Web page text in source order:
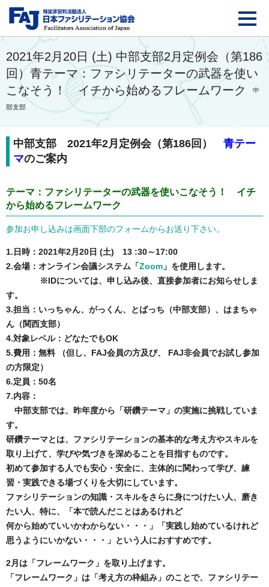
FAJ：特定非営利活動
2021年2月20日 (土) 中部支部2月定例会（第186
回）青テーマ：ファシリテーターの武器を使い
こなそう！ イチから始めるフレームワーク
中
部支部
中部支部 2021年2月定例会（第186回） 青テー
マのご案内
テーマ：ファシリテーターの武器を使いこなそう！ イチ
から始めるフレームワーク
参加お申し込みは画面下部のフォームからお送り下さい。
1.日時： 2021年2月20日 (土) 13 :30～17:00
2.会場：オンライン会議システム「 Zoom 」を使用します。
※IDについては、申し込み後、直接参加者にお知らせしま
す。
3.担当：いっちゃん、がっくん、とばっち（中部支部）、はまちゃ
ん（関西支部）
4.対象レベル：どなたでもOK
5.費用：無料 （但し、FAJ会員の方及び、 FAJ非会員でお試し参加
の方限定）
6.定員：50名
7.内容：
中部支部では、昨年度から「研鑽テーマ」の実施に挑戦していま
す。
研鑽テーマとは、ファシリテーションの基本的な考え方やスキルを
取り上げて、学びや気づきを深めることを目指すものです。
初めて参加する人でも安心・安全に、主体的に関わって学び、練
習・実践できる場づくりを大切にしています。
ファシリテーションの知識・スキルをさらに身につけたい人、磨き
たい人、特に、「本で読んだことはあるけれど
何から始めていいかわからない・・・」「実践し始めているけれど
思うようにいかない・・・」という人におすすめです。
2月は「フレームワーク」を取り上げます。
「フレームワーク」は「考え方の枠組み」のことで、ファシリテー